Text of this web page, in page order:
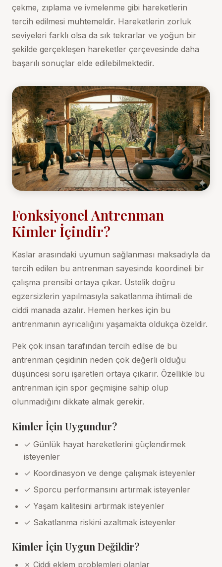
çekme, zıplama ve ivmelenme gibi hareketlerin
tercih edilmesi muhtemeldir. Hareketlerin zorluk
seviyeleri farklı olsa da sık tekrarlar ve yoğun bir
şekilde gerçekleşen hareketler çerçevesinde daha
başarılı sonuçlar elde edilebilmektedir.
Fonksiyonel Antrenman
Kimler İçindir?
Kaslar arasındaki uyumun sağlanması maksadıyla da
tercih edilen bu antrenman sayesinde koordineli bir
çalışma prensibi ortaya çıkar. Üstelik doğru
egzersizlerin yapılmasıyla sakatlanma ihtimali de
ciddi manada azalır. Hemen herkes için bu
antrenmanın ayrıcalığını yaşamakta oldukça özeldir.
Pek çok insan tarafından tercih edilse de bu
antrenman çeşidinin neden çok değerli olduğu
düşüncesi soru işaretleri ortaya çıkarır. Özellikle bu
antrenman için spor geçmişine sahip olup
olunmadığını dikkate almak gerekir.
Kimler İçin Uygundur?
✓ Günlük hayat hareketlerini güçlendirmek
isteyenler
✓ Koordinasyon ve denge çalışmak isteyenler
✓ Sporcu performansını artırmak isteyenler
✓ Yaşam kalitesini artırmak isteyenler
✓ Sakatlanma riskini azaltmak isteyenler
Kimler İçin Uygun Değildir?
✗ Ciddi eklem problemleri olanlar